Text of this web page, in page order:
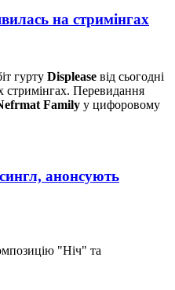
на стримінгах
гурту Displease від сьогодні
стримінгах. Перевидання
Family у цифоровому
анонсують
"Ніч" та